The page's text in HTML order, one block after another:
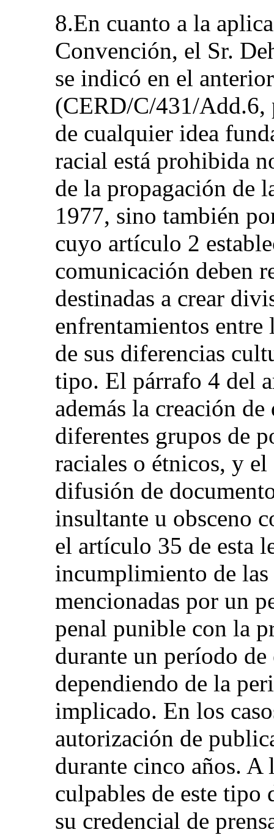
8.En cuanto a la
Convención, el Sr.
se indicó en el
(CERD/C/431/Add.6,
de cualquier idea
racial está prohibida
de la propagación de
1977, sino también
cuyo artículo 2
comunicación deben
destinadas a crear
enfrentamientos entre
de sus diferencias
tipo. El párrafo 4 del
además la creación
diferentes grupos de
raciales o étnicos, y
difusión de
insultante u obsceno
el artículo 35 de esta
incumplimiento de
mencionadas por un
penal punible con la
durante un período de
dependiendo de la
implicado. En los
autorización de
durante cinco años. A
culpables de este tipo
su credencial de